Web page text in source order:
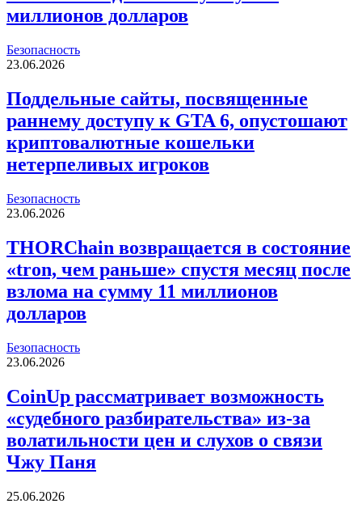
миллионов долларов
Безопасность
23.06.2026
Поддельные сайты, посвященные
раннему доступу к GTA 6, опустошают
криптовалютные кошельки
нетерпеливых игроков
Безопасность
23.06.2026
THORChain возвращается в состояние
«tron, чем раньше» спустя месяц после
взлома на сумму 11 миллионов
долларов
Безопасность
23.06.2026
CoinUp рассматривает возможность
«судебного разбирательства» из-за
волатильности цен и слухов о связи
Чжу Паня
25.06.2026